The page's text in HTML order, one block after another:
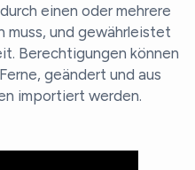
einen oder mehrere
und gewährleistet
Berechtigungen können
geändert und aus
importiert werden.